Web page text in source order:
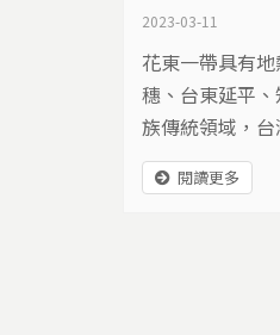
2023-03-11
花東一帶具有
穗、台東延平
族傳統領域，
該如何與部落共
閱讀更多